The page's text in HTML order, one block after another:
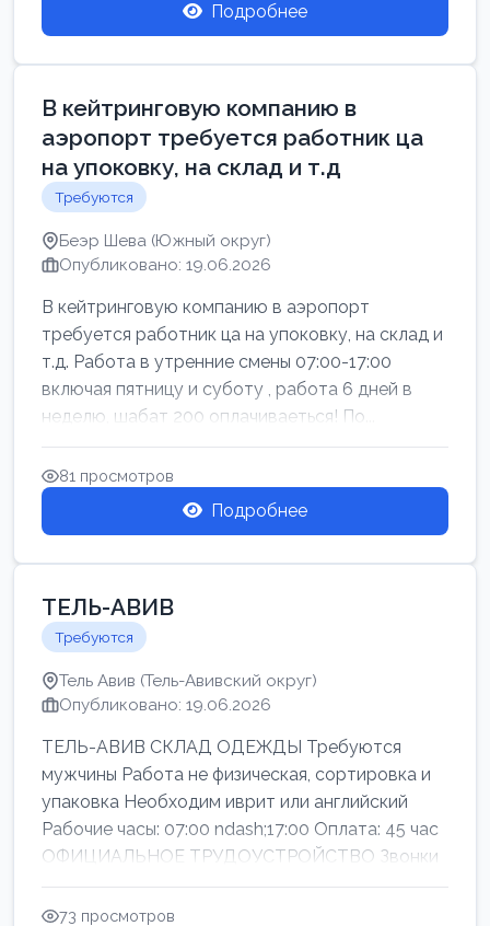
Подробнее
В кейтринговую компанию в
аэропорт требуется работник ца
на упоковку, на склад и т.д
Требуются
Беэр Шева (Южный округ)
Опубликовано: 19.06.2026
В кейтринговую компанию в аэропорт
требуется работник ца на упоковку, на склад и
т.д. Работа в утренние смены 07:00-17:00
включая пятницу и суботу , работа 6 дней в
неделю, шабат 200 оплачиваеться! По...
81 просмотров
Подробнее
ТЕЛЬ-АВИВ
Требуются
Тель Авив (Тель-Авивский округ)
Опубликовано: 19.06.2026
ТЕЛЬ-АВИВ СКЛАД ОДЕЖДЫ Требуются
мужчины Работа не физическая, сортировка и
упаковка Необходим иврит или английский
Рабочие часы: 07:00 ndash;17:00 Оплата: 45 час
ОФИЦИАЛЬНОЕ ТРУДОУСТРОЙСТВО Звонки
73 просмотров